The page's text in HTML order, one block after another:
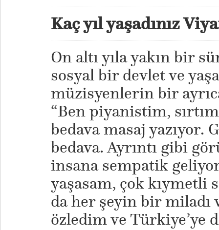
Kaç yıl yaşadınız
On altı yıla yakın bir
sosyal bir devlet ve
müzisyenlerin bir
“Ben piyanistim,
bedava masaj yazıyor.
bedava. Ayrıntı gibi
insana sempatik
yaşasam, çok kıymetli
da her şeyin bir miladı
özledim ve Türkiye’ye